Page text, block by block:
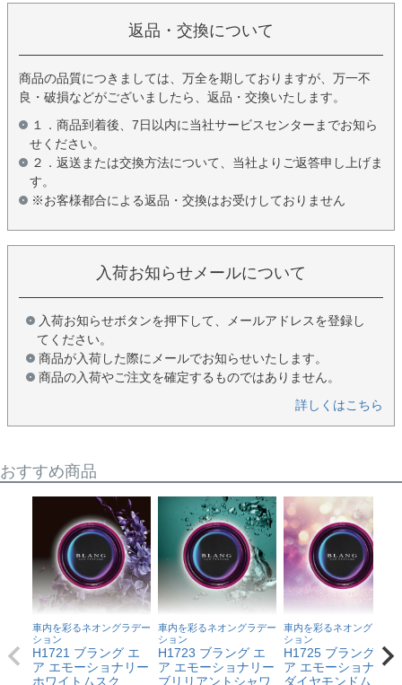
返品・交換について
商品の品質につきましては、万全を期しておりますが、万一不
良・破損などがございましたら、返品・交換いたします。
１．商品到着後、7日以内に当社サービスセンターまでお知ら
せください。
２．返送または交換方法について、当社よりご返答申し上げま
す。
※お客様都合による返品・交換はお受けしておりません
入荷お知らせメールについて
入荷お知らせボタンを押下して、メールアドレスを登録し
てください。
商品が入荷した際にメールでお知らせいたします。
商品の入荷やご注文を確定するものではありません。
詳しくはこちら
おすすめ商品
車内を彩るネオングラデー
ション
H1721 ブラング エ
ア エモーショナリー
ホワイトムスク
車内を彩るネオングラデー
ション
H1723 ブラング エ
ア エモーショナリー
ブリリアントシャワ
車内を彩るネオングラデー
ション
H1725 ブラング エ
ア エモーショナリー
ダイヤモンドムスク